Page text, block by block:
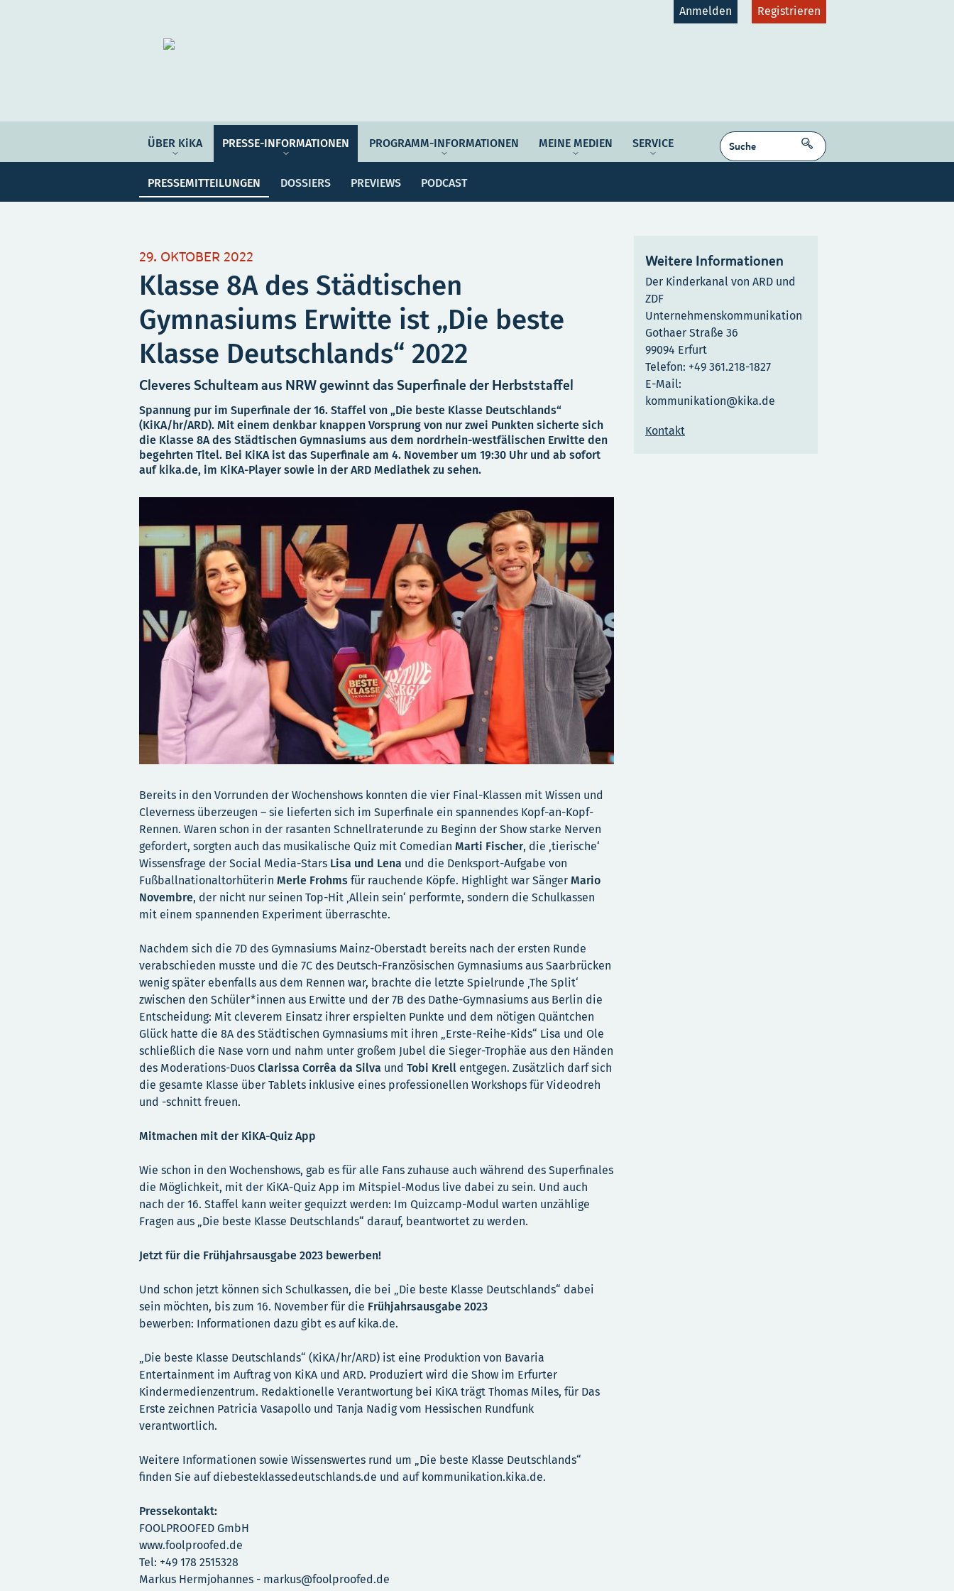
Anmelden Registrieren
ÜBER KiKA PRESSE-INFORMATIONEN
PRESSEMITTEILUNGEN DOSSIERS PREVIEWS PODCAST
PROGRAMM-INFORMATIONEN MEINE MEDIEN SERVICE SUCHEN
Organisation Auftrag & Philosophie Verantwortung Zielgruppen Plattformen
PRESSE-INFORMATIONEN
Pressemitteilungen Dossiers Previews Podcast
PROGRAMM-INFORMATIONEN
Programmwoche Änderungsmeldungen
29. OKTOBER 2022
Klasse 8A des Städtischen
Gymnasiums Erwitte ist „Die beste
Klasse Deutschlands“ 2022
Cleveres Schulteam aus NRW gewinnt das Superfinale der Herbststaffel
Spannung pur im Superfinale der 16. Staffel von „Die beste Klasse Deutschlands“
(KiKA/hr/ARD). Mit einem denkbar knappen Vorsprung von nur zwei Punkten sicherte sich
die Klasse 8A des Städtischen Gymnasiums aus dem nordrhein-westfälischen Erwitte den
begehrten Titel. Bei KiKA ist das Superfinale am 4. November um 19:30 Uhr und ab sofort
auf kika.de, im KiKA-Player sowie in der ARD Mediathek zu sehen.
Bereits in den Vorrunden der Wochenshows konnten die vier Final-Klassen mit Wissen und
Cleverness überzeugen – sie lieferten sich im Superfinale ein spannendes Kopf-an-Kopf-
Rennen. Waren schon in der rasanten Schnellraterunde zu Beginn der Show starke Nerven
gefordert, sorgten auch das musikalische Quiz mit Comedian Marti Fischer, die ‚tierische‘
Wissensfrage der Social Media-Stars Lisa und Lena und die Denksport-Aufgabe von
Fußballnationaltorhüterin Merle Frohms für rauchende Köpfe. Highlight war Sänger Mario
Novembre, der nicht nur seinen Top-Hit ‚Allein sein‘ performte, sondern die Schulkassen
mit einem spannenden Experiment überraschte.
Nachdem sich die 7D des Gymnasiums Mainz-Oberstadt bereits nach der ersten Runde
verabschieden musste und die 7C des Deutsch-Französischen Gymnasiums aus Saarbrücken
wenig später ebenfalls aus dem Rennen war, brachte die letzte Spielrunde ‚The Split‘
zwischen den Schüler*innen aus Erwitte und der 7B des Dathe-Gymnasiums aus Berlin die
Entscheidung: Mit cleverem Einsatz ihrer erspielten Punkte und dem nötigen Quäntchen
Glück hatte die 8A des Städtischen Gymnasiums mit ihren „Erste-Reihe-Kids“ Lisa und Ole
schließlich die Nase vorn und nahm unter großem Jubel die Sieger-Trophäe aus den Händen
des Moderations-Duos Clarissa Corrêa da Silva und Tobi Krell entgegen. Zusätzlich darf sich
die gesamte Klasse über Tablets inklusive eines professionellen Workshops für Videodreh
und -schnitt freuen.
Mitmachen mit der KiKA-Quiz App
Wie schon in den Wochenshows, gab es für alle Fans zuhause auch während des Superfinales
die Möglichkeit, mit der KiKA-Quiz App im Mitspiel-Modus live dabei zu sein. Und auch
nach der 16. Staffel kann weiter gequizzt werden: Im Quizcamp-Modul warten unzählige
Fragen aus „Die beste Klasse Deutschlands“ darauf, beantwortet zu werden.
Jetzt für die Frühjahrsausgabe 2023 bewerben!
Und schon jetzt können sich Schulkassen, die bei „Die beste Klasse Deutschlands“ dabei
sein möchten, bis zum 16. November für die Frühjahrsausgabe 2023
bewerben: Informationen dazu gibt es auf kika.de.
„Die beste Klasse Deutschlands“ (KiKA/hr/ARD) ist eine Produktion von Bavaria
Entertainment im Auftrag von KiKA und ARD. Produziert wird die Show im Erfurter
Kindermedienzentrum. Redaktionelle Verantwortung bei KiKA trägt Thomas Miles, für Das
Erste zeichnen Patricia Vasapollo und Tanja Nadig vom Hessischen Rundfunk
verantwortlich.
Weitere Informationen sowie Wissenswertes rund um „Die beste Klasse Deutschlands“
finden Sie auf diebesteklassedeutschlands.de und auf kommunikation.kika.de.
Pressekontakt:
FOOLPROOFED GmbH
www.foolproofed.de
Tel: +49 178 2515328
Markus Hermjohannes - markus@foolproofed.de
Weitere Informationen
Der Kinderkanal von ARD und
ZDF
Unternehmenskommunikation
Gothaer Straße 36
99094 Erfurt
Telefon: +49 361.218-1827
E-Mail:
kommunikation@kika.de
Kontakt